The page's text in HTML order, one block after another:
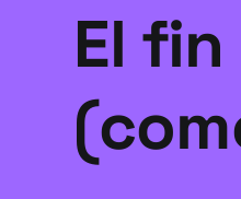
El